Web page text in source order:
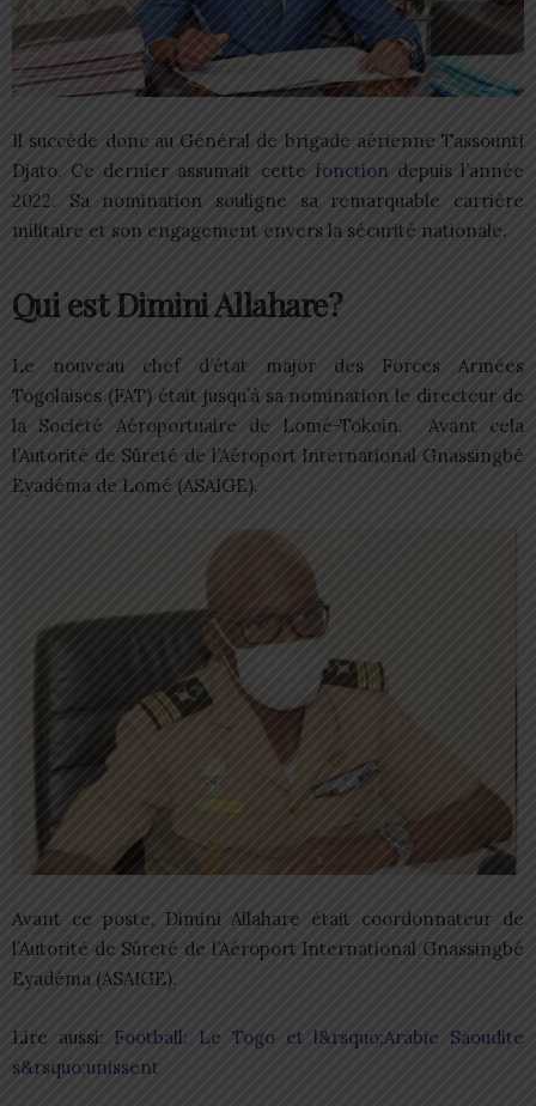
Il succède donc au Général de brigade aérienne Tassounti
Djato. Ce dernier assumait cette fonctiondepuis l’année
2022. Sa nomination souligne sa remarquable carrière
militaire et son engagement envers la sécurité nationale.
Qui est Dimini Allahare?
Le nouveau chef d’état major des Forces Armées
Togolaises (FAT) était jusqu’à sa nomination le directeur de
la Société Aéroportuaire de Lomé-Tokoin. Avant cela
l’Autorité de Sûreté de l’Aéroport International Gnassingbé
Eyadéma de Lomé (ASAIGE).
Avant ce poste, Dimini Allahare était coordonnateur de
l’Autorité de Sûreté de l’Aéroport International Gnassingbé
Eyadéma (ASAIGE).
Lire aussi: Football: Le Togo et l&rsquo;Arabie Saoudite
s&rsquo;unissent